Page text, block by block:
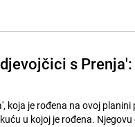
s Prenja':
koja je rođena na ovoj planini
u kojoj je rođena. Njegovu